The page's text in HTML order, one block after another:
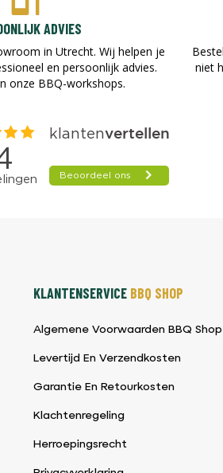
ADVIES
in Utrecht. Wij helpen je
en persoonlijk advies.
onze BBQ-workshops.
niet
KLANTENSERVICE BBQ SHOP
Algemene Voorwaarden BBQ Shop
Levertijd En Verzendkosten
Garantie En Retourkosten
Klachtenregeling
Herroepingsrecht